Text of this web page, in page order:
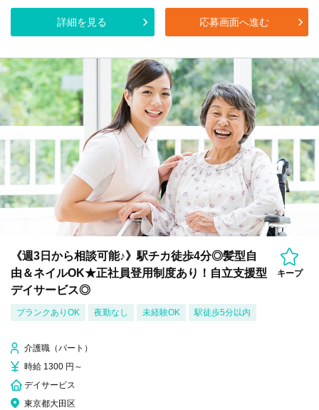
詳細を見る 応募画面へ進む
《週3日から相談可能♪》駅チカ徒歩4分◎髪型自
由＆ネイルOK★正社員登用制度あり！自立支援型
デイサービス◎
キープ
ブランクありOK 夜勤なし 未経験OK 駅徒歩5分以内
介護職（パート）
時給 1300 円～
デイサービス
東京都大田区